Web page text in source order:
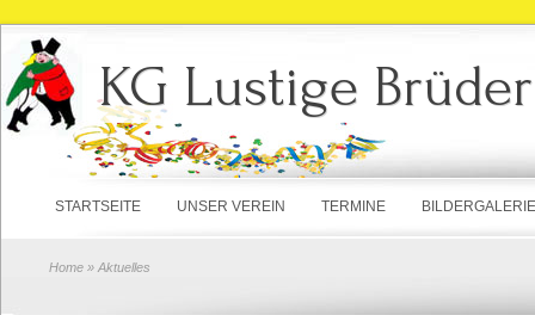
KG Lustige
STARTSEITE UNSER VEREIN TERMINE BILDERGALERIE
Home » Aktuelles